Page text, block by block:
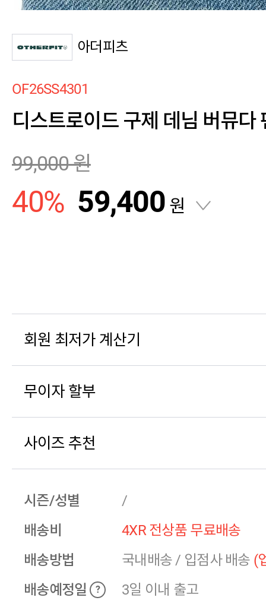
아더피츠
OF26SS4301
디스트로이드 구제 데님 버뮤다
99,000원
40% 59,400 원
회원 최저가 계산기
무이자 할부
사이즈 추천
시즌/성별
/
배송비
4XR 전상품 무료배송
배송방법
국내배송 / 입점사 배송 (
배송예정일
?
3일 이내 출고